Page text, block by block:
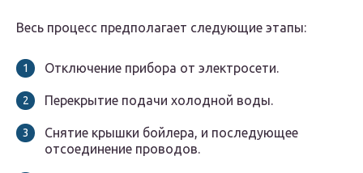
Весь процесс предполагает следующие этапы:
Отключение прибора от электросети.
Перекрытие подачи холодной воды.
Снятие крышки бойлера, и последующее
отсоединение проводов.